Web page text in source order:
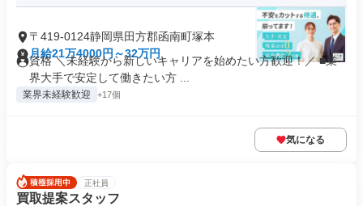
〒419-0124静岡県田方郡函南町塚本
月給21万4000円～32万円
資格 ＼未経験から新しいキャリアを始めたい方歓迎！／ ■業
界大手で安定して働きたい方 ...
業界未経験歓迎 +17個
気になる
正社員
買取提案スタッフ